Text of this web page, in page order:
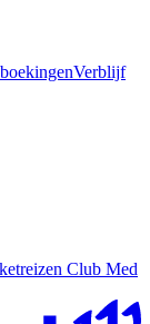
Verblijf
Club Med